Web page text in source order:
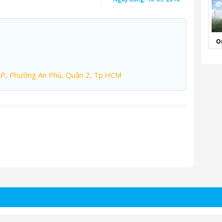
Phường An Phú, Quận 2, Tp.HCM